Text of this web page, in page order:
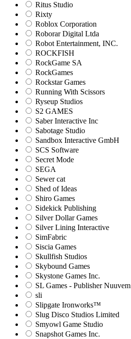
Ritus Studio
Rixty
Roblox Corporation
Roborar Digital Ltda
Robot Entertainment, INC.
ROCKFISH
RockGame SA
RockGames
Rockstar Games
Running With Scissors
Ryseup Studios
S2 GAMES
Saber Interactive Inc
Sabotage Studio
Sandbox Interactive GmbH
SCS Software
Secret Mode
SEGA
Sewer cat
Shed of Ideas
Shiro Games
Sidekick Publishing
Silver Dollar Games
Silver Lining Interactive
SimFabric
Siscia Games
Skullfish Studios
Skybound Games
Skystone Games Inc.
SL Games - Publisher Nuuvem
sli
Slipgate Ironworks™
Slug Disco Studios Limited
Smyowl Game Studio
Snapshot Games Inc.